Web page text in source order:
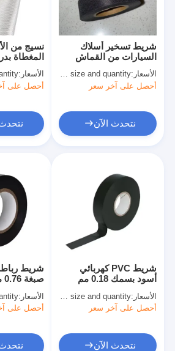
جولة في المعمل
مراقبة الجودة
اتصل بنا
شريط عازل لاصق
شريط عزل قماش زجاجي
شريط عازل مقاوم للحرارة
شريط لاصق من القماش الزجاجي
شريط لاصق فيلم بوليميد
شريط من القماش الزجاجي المصنوع من
ورق الكرافت ذو الوجه احباط
قماش الألياف الزجاجية رقائق
نسيج من
المغطاة
عالية
والعزل
الأسعار:
أحصل على
شريط تسخير أسلاك
السيارات من القماش
PET مع لاصق مطاطي
الأسعار:quoted as per size and quantity
أحصل على آخر سعر
نتحدث الآن
شريط
صبغة 0.76 ملم
الأسعار:quantity
أحصل على
شريط PVC كهربائي
أسود بسمك 0.18 مم
الأسعار:quoted as per size and quantity
أحصل على آخر سعر
نتحدث الآن